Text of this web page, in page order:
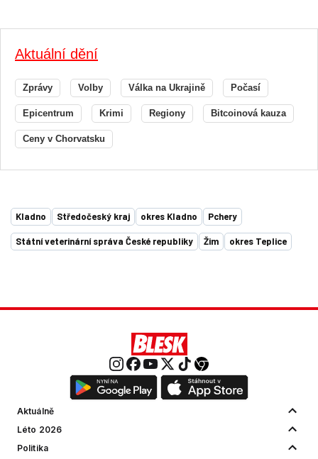
Aktuální dění
Zprávy Volby Válka na Ukrajině Počasí
Epicentrum Krimi Regiony Bitcoinová kauza
Ceny v Chorvatsku
Kladno Středočeský kraj okres Kladno Pchery
Státní veterinární správa České republiky Žim okres Teplice
Aktuálně
Léto 2026
Politika